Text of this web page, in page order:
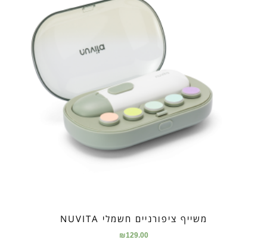
משייף ציפורניים חשמלי NUVITA
₪129.00